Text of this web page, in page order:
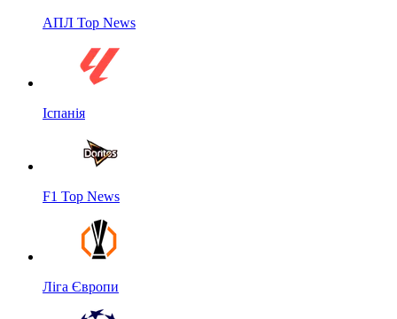
АПЛ Top News
Іспанія
F1 Top News
Ліга Європи